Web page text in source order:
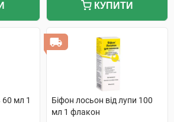
КУПИТИ
мл 1
Біфон лосьон від лупи 100
мл 1 флакон